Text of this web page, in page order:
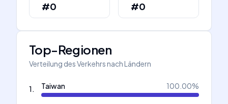
#0 #0
Top-Regionen
Verteilung des Verkehrs nach Ländern
1. Taiwan 100.00%